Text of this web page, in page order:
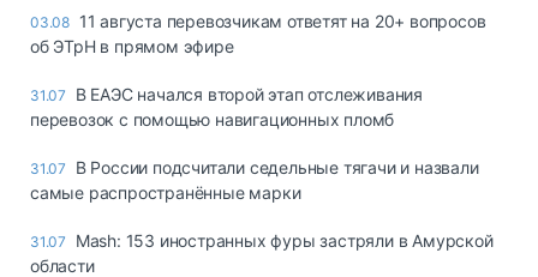
03.08 11 августа перевозчикам ответят на 20+ вопросов
об ЭТрН в прямом эфире
31.07
В ЕАЭС начался второй этап отслеживания
перевозок с помощью навигационных пломб
31.07
В России подсчитали седельные тягачи и назвали
самые распространённые марки
31.07
Mash: 153 иностранных фуры застряли в Амурской
области